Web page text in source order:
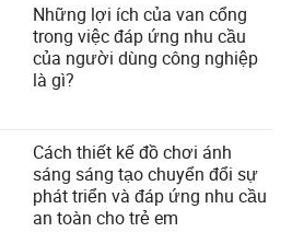
Những lợi ích của van cổng
trong việc đáp ứng nhu cầu
của người dùng công nghiệp
là gì?
Cách thiết kế đồ chơi ánh
sáng sáng tạo chuyển đổi sự
phát triển và đáp ứng nhu cầu
an toàn cho trẻ em